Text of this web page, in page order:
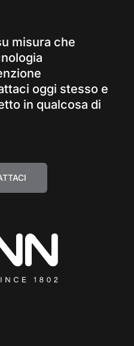
misura che
oggi stesso e
in qualcosa di